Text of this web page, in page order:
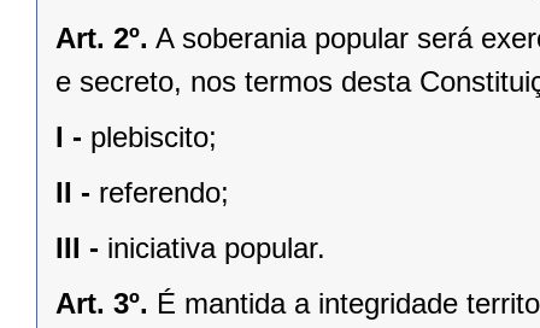
Art. 2º. A soberania popular será
e secreto, nos termos desta
I - plebiscito;
II - referendo;
III - iniciativa popular.
Art. 3º. É mantida a integridade